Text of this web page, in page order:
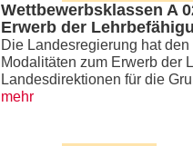
Wettbewerbsklassen A
Erwerb der
Die Landesregierung hat
Modalitäten zum Erwerb der
Landesdirektionen für die
mehr